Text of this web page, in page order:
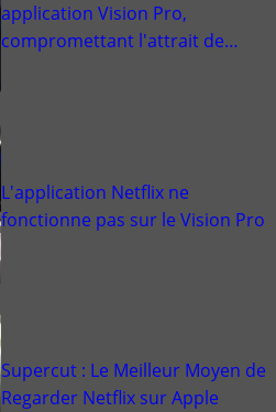
application Vision Pro,
compromettant l'attrait de…
L'application Netflix ne
fonctionne pas sur le Vision Pro
Supercut : Le Meilleur Moyen de
Regarder Netflix sur Apple